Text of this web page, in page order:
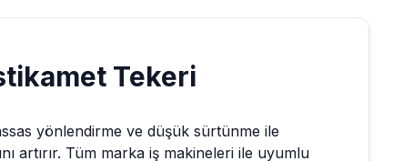
Tekeri
yönlendirme ve düşük sürtünme ile
artırır. Tüm marka iş makineleri ile uyumlu